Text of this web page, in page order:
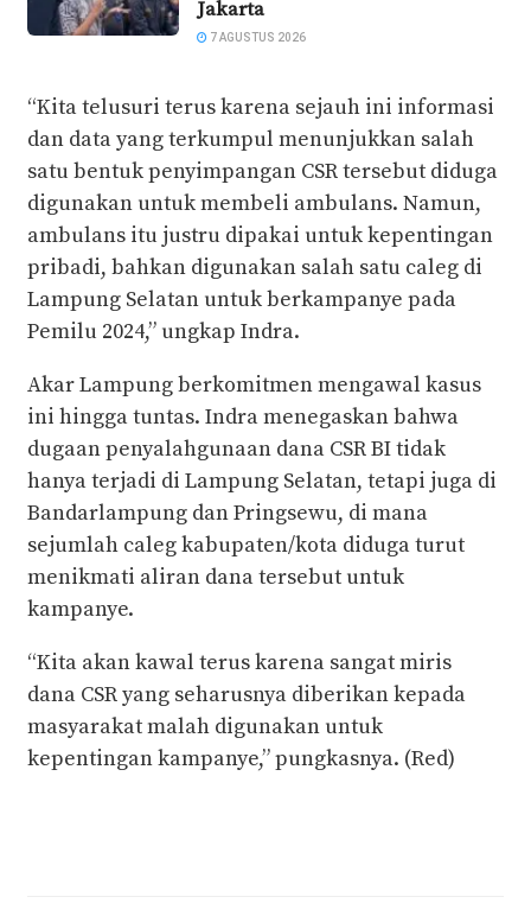
Jakarta
7 AGUSTUS 2026
“Kita telusuri terus karena sejauh ini informasi
dan data yang terkumpul menunjukkan salah
satu bentuk penyimpangan CSR tersebut diduga
digunakan untuk membeli ambulans. Namun,
ambulans itu justru dipakai untuk kepentingan
pribadi, bahkan digunakan salah satu caleg di
Lampung Selatan untuk berkampanye pada
Pemilu 2024,” ungkap Indra.
Akar Lampung berkomitmen mengawal kasus
ini hingga tuntas. Indra menegaskan bahwa
dugaan penyalahgunaan dana CSR BI tidak
hanya terjadi di Lampung Selatan, tetapi juga di
Bandarlampung dan Pringsewu, di mana
sejumlah caleg kabupaten/kota diduga turut
menikmati aliran dana tersebut untuk
kampanye.
“Kita akan kawal terus karena sangat miris
dana CSR yang seharusnya diberikan kepada
masyarakat malah digunakan untuk
kepentingan kampanye,” pungkasnya. (Red)